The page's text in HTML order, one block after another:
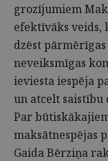
grozījumiem
efektīvāks veids,
dzēst pārmērīgas
neveiksmīgas
ieviesta iespēja
un atcelt saistību
Par
maksātnespējas
Gaida Bērziņa